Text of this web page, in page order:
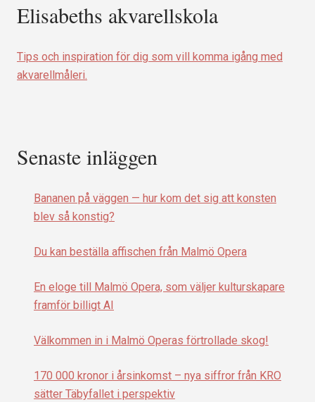
Elisabeths akvarellskola
Tips och inspiration för dig som vill komma igång med
akvarellmåleri.
Senaste inläggen
Bananen på väggen — hur kom det sig att konsten
blev så konstig?
Du kan beställa affischen från Malmö Opera
En eloge till Malmö Opera, som väljer kulturskapare
framför billigt AI
Välkommen in i Malmö Operas förtrollade skog!
170 000 kronor i årsinkomst – nya siffror från KRO
sätter Täbyfallet i perspektiv